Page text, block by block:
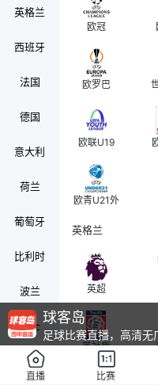
英格兰
西班牙
法国
德国
意大利
荷兰
葡萄牙
比利时
波兰
瑞士
奥地利
欧冠
欧罗巴
欧联U19
欧青U21外
英格兰
英超
英社盾
球客岛
足球比赛直播，高清无
直播 比赛